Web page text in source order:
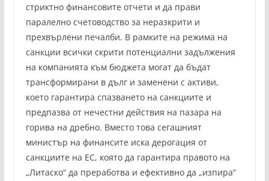
стриктно финансовите отчети и да прави
паралелно счетоводство за неразкрити и
прехвърлени печалби. В рамките на режима на
санкции всички скрити потенциални задължения
на компанията към бюджета могат да бъдат
трансформирани в дълг и заменени с активи,
което гарантира спазването на санкциите и
предпазва от нечестни действия на пазара на
горива на дребно. Вместо това сегашният
министър на финансите иска дерогация от
санкциите на ЕС, която да гарантира правото на
„Литаско“ да преработва и ефективно да „изпира“